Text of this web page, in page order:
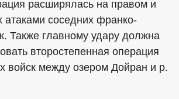
расширялась на правом и
соседних франко-
Также главному удару должна
второстепенная операция
войск между озером Дойран и р.